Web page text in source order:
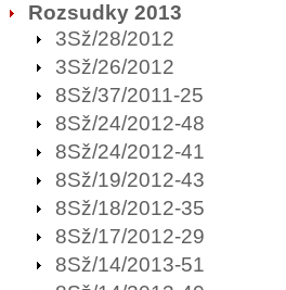
Rozsudky 2013
3Sž/28/2012
3Sž/26/2012
8Sž/37/2011-25
8Sž/24/2012-48
8Sž/24/2012-41
8Sž/19/2012-43
8Sž/18/2012-35
8Sž/17/2012-29
8Sž/14/2013-51